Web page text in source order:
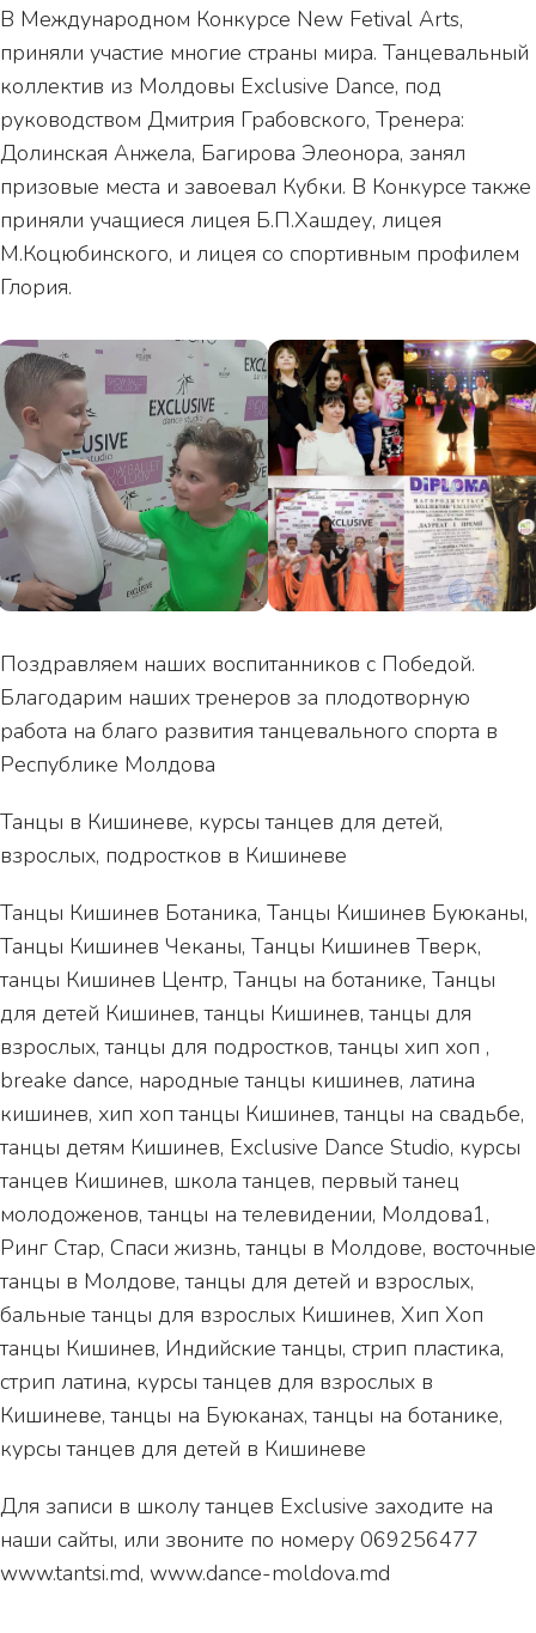
В Международном Конкурсе New Fetival Arts,
приняли участие многие страны мира. Танцевальный
коллектив из Молдовы Exclusive Dance, под
руководством Дмитрия Грабовского, Тренера:
Долинская Анжела, Багирова Элеонора, занял
призовые места и завоевал Кубки. В Конкурсе также
приняли учащиеся лицея Б.П.Хашдеу, лицея
М.Коцюбинского, и лицея со спортивным профилем
Глория.
Поздравляем наших воспитанников с Победой.
Благодарим наших тренеров за плодотворную
работа на благо развития танцевального спорта в
Республике Молдова
Танцы в Кишиневе, курсы танцев для детей,
взрослых, подростков в Кишиневе
Танцы Кишинев Ботаника, Танцы Кишинев Буюканы,
Танцы Кишинев Чеканы, Танцы Кишинев Тверк,
танцы Кишинев Центр, Танцы на ботанике, Танцы
для детей Кишинев, танцы Кишинев, танцы для
взрослых, танцы для подростков, танцы хип хоп ,
breake dance, народные танцы кишинев, латина
кишинев, хип хоп танцы Кишинев, танцы на свадьбе,
танцы детям Кишинев, Exclusive Dance Studio, курсы
танцев Кишинев, школа танцев, первый танец
молодоженов, танцы на телевидении, Молдова1,
Ринг Стар, Спаси жизнь, танцы в Молдове, восточные
танцы в Молдове, танцы для детей и взрослых,
бальные танцы для взрослых Кишинев, Хип Хоп
танцы Кишинев, Индийские танцы, стрип пластика,
стрип латина, курсы танцев для взрослых в
Кишиневе, танцы на Буюканах, танцы на ботанике,
курсы танцев для детей в Кишиневе
Для записи в школу танцев Exclusive заходите на
наши сайты, или звоните по номеру 069256477
www.tantsi.md, www.dance-moldova.md